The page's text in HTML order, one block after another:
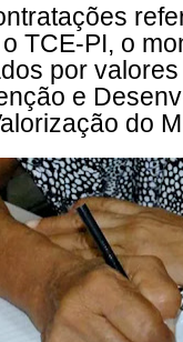
TCE-PI, o
por
e
do